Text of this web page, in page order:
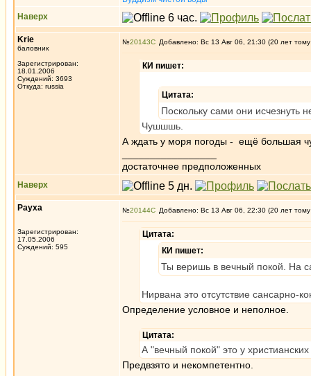
Наверх
Krie
баловник
Зарегистрирован:
18.01.2006
Суждений: 3693
Откуда: russia
№20143 Добавлено: Вс 13 Авг 06, 21:30 (20 лет
КИ пишет:
Цитата:
Поскольку сами они исчезнуть
Чушшшь.
А ждать у моря погоды - ещё большая
достаточнее предположенных
Наверх
Рауха
Зарегистрирован:
17.05.2006
Суждений: 595
№20144 Добавлено: Вс 13 Авг 06, 22:30 (20 лет
Цитата:
КИ пишет:
Ты веришь в вечный покой. На
Нирвана это отсутствие сансарно-
Определение условное и неполное.
Цитата:
А "вечный покой" это у
Предвзято и некомпетентно.